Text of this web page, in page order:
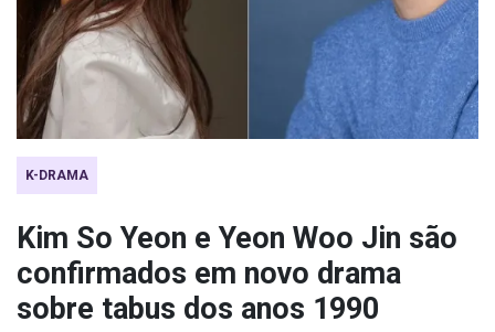
K-DRAMA
Kim So Yeon e Yeon Woo Jin são
confirmados em novo drama
sobre tabus dos anos 1990